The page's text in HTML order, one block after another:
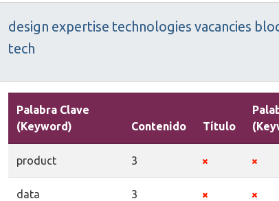
design expertise technologies vacancies
tech
Palabra Clave
(Keyword)
Contenido Título
product 3
data 3